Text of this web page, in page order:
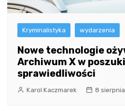
Kryminalistyka wydarzenia
Nowe technologie
Archiwum X w
sprawiedliwości
Karol Kaczmarek 8